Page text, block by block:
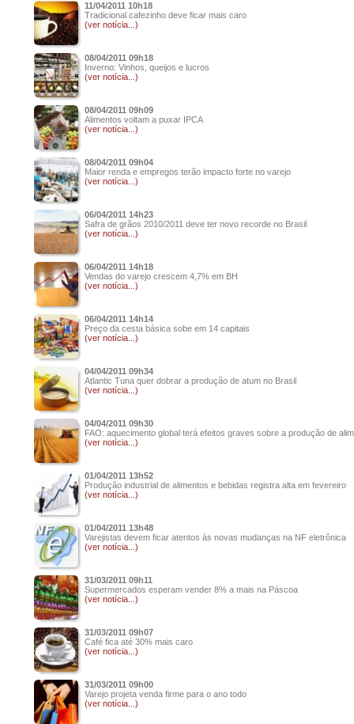
11/04/2011 10h18
Tradicional cafezinho deve ficar mais caro
(ver notícia...)
08/04/2011 09h18
Inverno: Vinhos, queijos e lucros
(ver notícia...)
08/04/2011 09h09
Alimentos voltam a puxar IPCA
(ver notícia...)
08/04/2011 09h04
Maior renda e empregos terão impacto forte no varejo
(ver notícia...)
06/04/2011 14h23
Safra de grãos 2010/2011 deve ter novo recorde no Brasil
(ver notícia...)
06/04/2011 14h18
Vendas do varejo crescem 4,7% em BH
(ver notícia...)
06/04/2011 14h14
Preço da cesta básica sobe em 14 capitais
(ver notícia...)
04/04/2011 09h34
Atlantic Tuna quer dobrar a produção de atum no Brasil
(ver notícia...)
04/04/2011 09h30
FAO: aquecimento global terá efeitos graves sobre a produção de
(ver notícia...)
01/04/2011 13h52
Produção industrial de alimentos e bebidas registra alta em fevereiro
(ver notícia...)
01/04/2011 13h48
Varejistas devem ficar atentos às novas mudanças na NF eletrônica
(ver notícia...)
31/03/2011 09h11
Supermercados esperam vender 8% a mais na Páscoa
(ver notícia...)
31/03/2011 09h07
Café fica até 30% mais caro
(ver notícia...)
31/03/2011 09h00
Varejo projeta venda firme para o ano todo
(ver notícia...)